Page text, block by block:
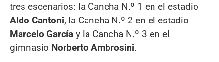
tres escenarios: la Cancha N.º 1 en el estadio
Aldo Cantoni, la Cancha N.º 2 en el estadio
Marcelo García y la Cancha N.º 3 en el
gimnasio Norberto Ambrosini.